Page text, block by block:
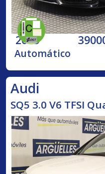
2015
Automático
Audi
SQ5 3.0 V6 TFSI